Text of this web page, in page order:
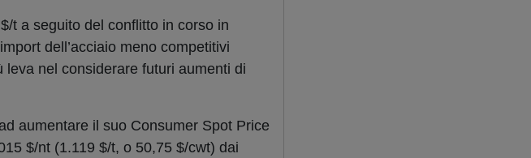
t a seguito del conflitto in corso in
dell’acciaio meno competitivi
nel considerare futuri aumenti di
aumentare il suo Consumer Spot Price
$/nt (1.119 $/t, o 50,75 $/cwt) dai